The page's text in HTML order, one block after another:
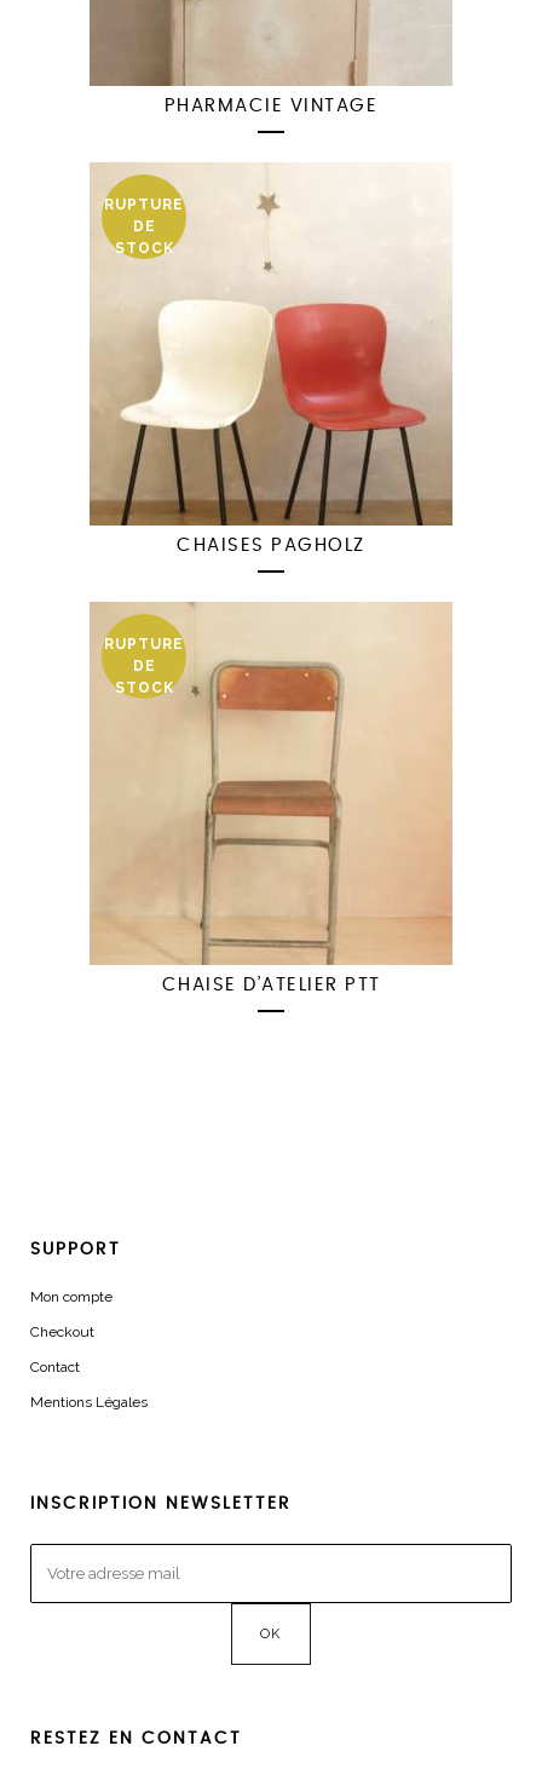
PHARMACIE VINTAGE
RUPTURE
DE
STOCK
CHAISES PAGHOLZ
RUPTURE
DE
STOCK
CHAISE D’ATELIER PTT
SUPPORT
Mon compte
Checkout
Contact
Mentions Légales
INSCRIPTION NEWSLETTER
RESTEZ EN CONTACT